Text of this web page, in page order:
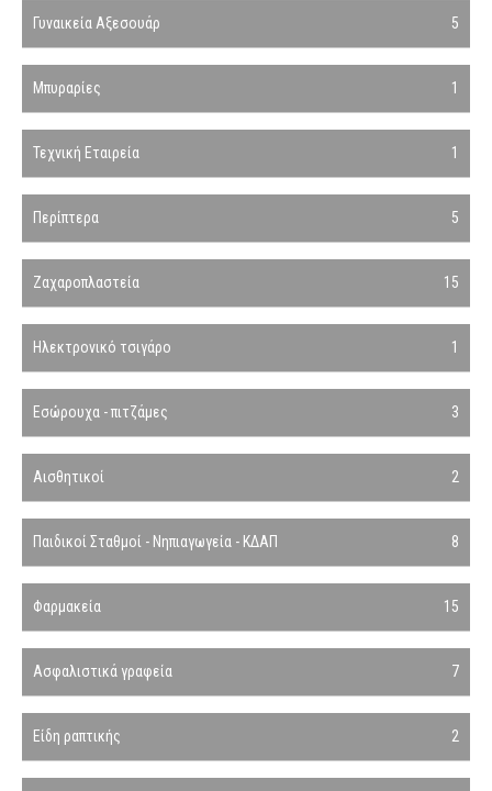
Γυναικεία Αξεσουάρ 5
Μπυραρίες 1
Τεχνική Εταιρεία 1
Περίπτερα 5
Ζαχαροπλαστεία 15
Ηλεκτρονικό τσιγάρο 1
Εσώρουχα - πιτζάμες 3
Αισθητικοί 2
Παιδικοί Σταθμοί - Νηπιαγωγεία - ΚΔΑΠ 8
Φαρμακεία 15
Ασφαλιστικά γραφεία 7
Είδη ραπτικής 2